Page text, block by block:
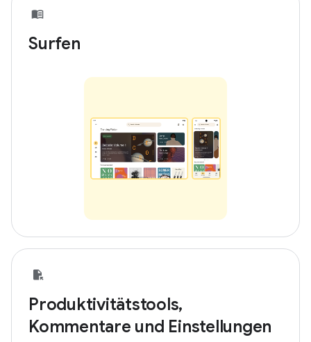
Surfen
Produktivitätstools,
Kommentare und Einstellungen